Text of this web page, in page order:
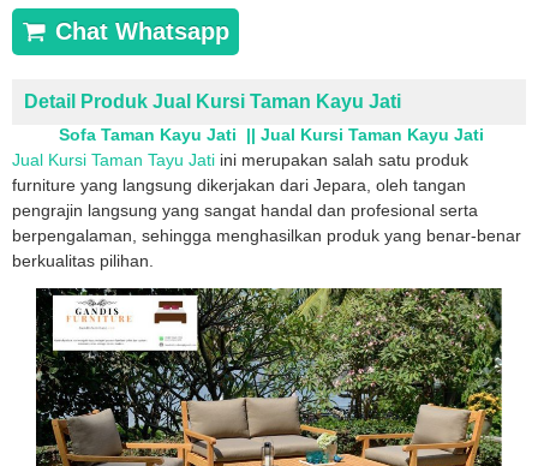
Chat Whatsapp
Detail Produk Jual Kursi Taman Kayu Jati
Sofa Taman Kayu Jati || Jual Kursi Taman Kayu Jati
Jual Kursi Taman Tayu Jati ini merupakan salah satu produk
furniture yang langsung dikerjakan dari Jepara, oleh tangan
pengrajin langsung yang sangat handal dan profesional serta
berpengalaman, sehingga menghasilkan produk yang benar-benar
berkualitas pilihan.